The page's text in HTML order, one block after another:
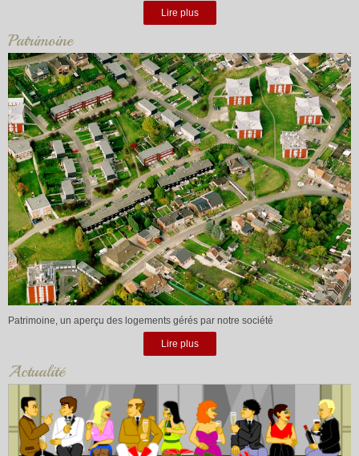
Lire plus
Patrimoine
Patrimoine, un aperçu des logements gérés par notre société
Lire plus
Actualité